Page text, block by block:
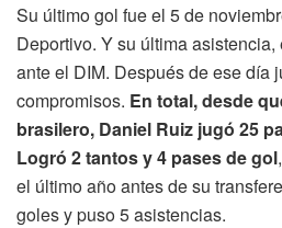
Su último gol fue el 5 de
Deportivo. Y su última
ante el DIM. Después de ese día
compromisos. En total, desde
brasilero, Daniel Ruiz jugó 25
Logró 2 tantos y 4 pases de gol
el último año antes de su
goles y puso 5 asistencias.